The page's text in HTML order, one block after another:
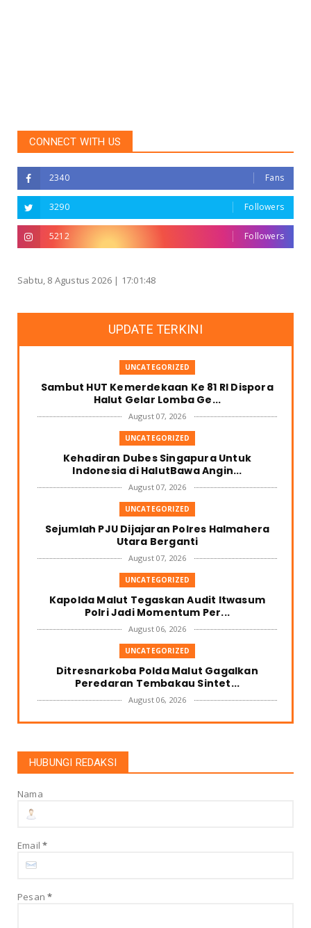
CONNECT WITH US
2340 Fans
3290 Followers
5212 Followers
Sabtu, 8 Agustus 2026 | 17:01:48
UPDATE TERKINI
UNCATEGORIZED
Sambut HUT Kemerdekaan Ke 81 RI Dispora
Halut Gelar Lomba Ge...
August 07, 2026
UNCATEGORIZED
Kehadiran Dubes Singapura Untuk
Indonesia di HalutBawa Angin...
August 07, 2026
UNCATEGORIZED
Sejumlah PJU Dijajaran Polres Halmahera
Utara Berganti
August 07, 2026
UNCATEGORIZED
Kapolda Malut Tegaskan Audit Itwasum
Polri Jadi Momentum Per...
August 06, 2026
UNCATEGORIZED
Ditresnarkoba Polda Malut Gagalkan
Peredaran Tembakau Sintet...
August 06, 2026
UNCATEGORIZED
INVESTOR PEMBELI KELAPA DATA...
August 04, 2026
HUBUNGI REDAKSI
Nama
Email*
Pesan*